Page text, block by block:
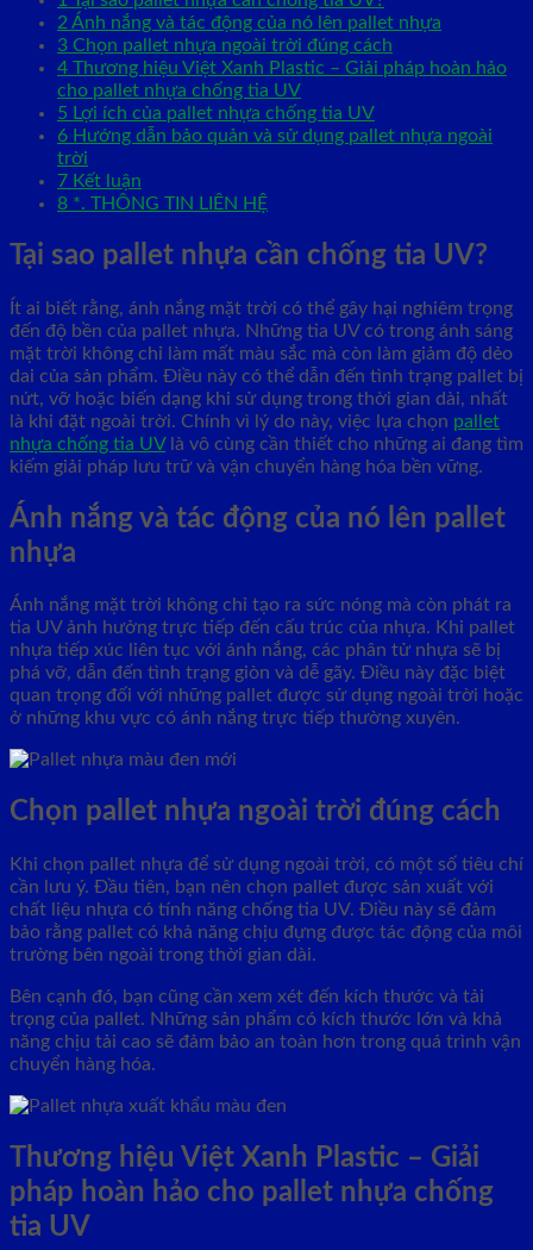
2 Ánh nắng và tác động của nó lên pallet nhựa
3 Chọn pallet nhựa ngoài trời đúng cách
4 Thương hiệu Việt Xanh Plastic – Giải pháp hoàn hảo
cho pallet nhựa chống tia UV
5 Lợi ích của pallet nhựa chống tia UV
6 Hướng dẫn bảo quản và sử dụng pallet nhựa ngoài
trời
7 Kết luận
8 *. THÔNG TIN LIÊN HỆ
Tại sao pallet nhựa cần chống tia UV?
Ít ai biết rằng, ánh nắng mặt trời có thể gây hại nghiêm trọng
đến độ bền của pallet nhựa. Những tia UV có trong ánh sáng
mặt trời không chỉ làm mất màu sắc mà còn làm giảm độ dẻo
dai của sản phẩm. Điều này có thể dẫn đến tình trạng pallet bị
nứt, vỡ hoặc biến dạng khi sử dụng trong thời gian dài, nhất
là khi đặt ngoài trời. Chính vì lý do này, việc lựa chọn pallet
nhựa chống tia UVlà vô cùng cần thiết cho những ai đang tìm
kiếm giải pháp lưu trữ và vận chuyển hàng hóa bền vững.
Ánh nắng và tác động của nó lên pallet
nhựa
Ánh nắng mặt trời không chỉ tạo ra sức nóng mà còn phát ra
tia UV ảnh hưởng trực tiếp đến cấu trúc của nhựa. Khi pallet
nhựa tiếp xúc liên tục với ánh nắng, các phân tử nhựa sẽ bị
phá vỡ, dẫn đến tình trạng giòn và dễ gãy. Điều này đặc biệt
quan trọng đối với những pallet được sử dụng ngoài trời hoặc
ở những khu vực có ánh nắng trực tiếp thường xuyên.
Chọn pallet nhựa ngoài trời đúng cách
Khi chọn pallet nhựa để sử dụng ngoài trời, có một số tiêu chí
cần lưu ý. Đầu tiên, bạn nên chọn pallet được sản xuất với
chất liệu nhựa có tính năng chống tia UV. Điều này sẽ đảm
bảo rằng pallet có khả năng chịu đựng được tác động của môi
trường bên ngoài trong thời gian dài.
Bên cạnh đó, bạn cũng cần xem xét đến kích thước và tải
trọng của pallet. Những sản phẩm có kích thước lớn và khả
năng chịu tải cao sẽ đảm bảo an toàn hơn trong quá trình vận
chuyển hàng hóa.
Thương hiệu Việt Xanh Plastic – Giải
pháp hoàn hảo cho pallet nhựa chống
tia UV